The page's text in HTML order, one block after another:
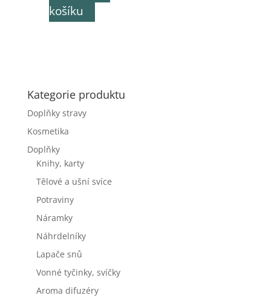
košíku
Kategorie produktu
Doplňky stravy
Kosmetika
Doplňky
Knihy, karty
Tělové a ušní svíce
Potraviny
Náramky
Náhrdelníky
Lapače snů
Vonné tyčinky, svíčky
Aroma difuzéry